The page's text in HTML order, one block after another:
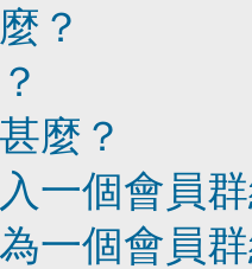
？
麼？
一個會員
一個會員